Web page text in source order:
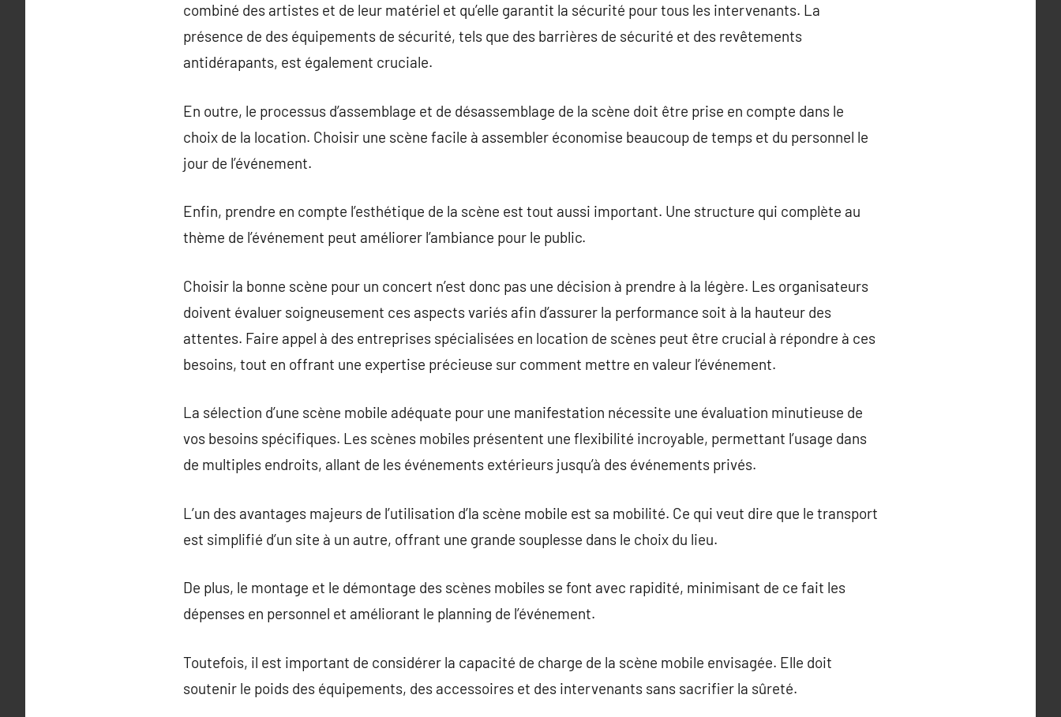
combiné des artistes et de leur matériel et qu’elle garantit la sécurité pour tous les intervenants. La
présence de des équipements de sécurité, tels que des barrières de sécurité et des revêtements
antidérapants, est également cruciale.
En outre, le processus d’assemblage et de désassemblage de la scène doit être prise en compte dans le
choix de la location. Choisir une scène facile à assembler économise beaucoup de temps et du personnel le
jour de l’événement.
Enfin, prendre en compte l’esthétique de la scène est tout aussi important. Une structure qui complète au
thème de l’événement peut améliorer l’ambiance pour le public.
Choisir la bonne scène pour un concert n’est donc pas une décision à prendre à la légère. Les organisateurs
doivent évaluer soigneusement ces aspects variés afin d’assurer la performance soit à la hauteur des
attentes. Faire appel à des entreprises spécialisées en location de scènes peut être crucial à répondre à ces
besoins, tout en offrant une expertise précieuse sur comment mettre en valeur l’événement.
La sélection d’une scène mobile adéquate pour une manifestation nécessite une évaluation minutieuse de
vos besoins spécifiques. Les scènes mobiles présentent une flexibilité incroyable, permettant l’usage dans
de multiples endroits, allant de les événements extérieurs jusqu’à des événements privés.
L’un des avantages majeurs de l’utilisation d’la scène mobile est sa mobilité. Ce qui veut dire que le transport
est simplifié d’un site à un autre, offrant une grande souplesse dans le choix du lieu.
De plus, le montage et le démontage des scènes mobiles se font avec rapidité, minimisant de ce fait les
dépenses en personnel et améliorant le planning de l’événement.
Toutefois, il est important de considérer la capacité de charge de la scène mobile envisagée. Elle doit
soutenir le poids des équipements, des accessoires et des intervenants sans sacrifier la sûreté.